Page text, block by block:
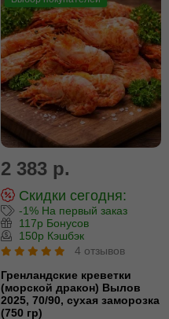
2 383 р.
Скидки сегодня:
-1% На первый заказ
117р Бонусов
150р Кэшбэк
4 отзывов
Гренландские креветки
(морской дракон) Вылов
2025, 70/90, сухая заморозка
(750 гр)